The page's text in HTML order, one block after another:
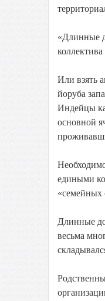
«Длинные
Или взять
йоруба
Индейцы
основной
едиными
«семейных
Длинные
весьма